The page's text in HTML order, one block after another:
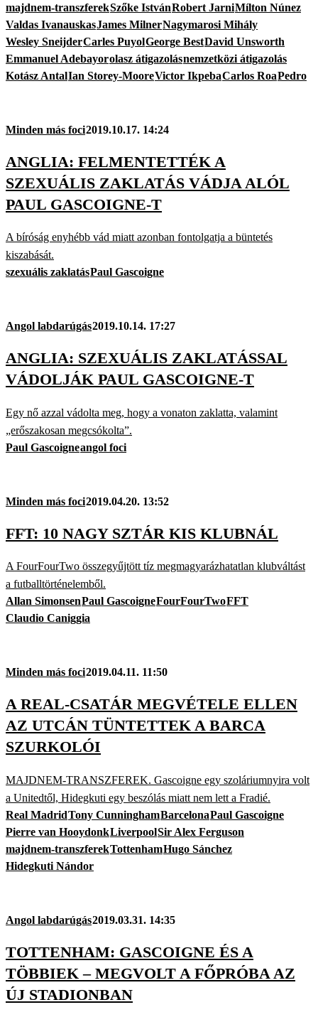
majdnem-transzferekSzőke IstvánRobert JarniMílton Núnez
Valdas IvanauskasJames MilnerNagymarosi Mihály
Wesley SneijderCarles PuyolGeorge BestDavid Unsworth
Emmanuel Adebayorolasz átigazolásnemzetközi átigazolás
Kotász AntalIan Storey-MooreVictor IkpebaCarlos RoaPedro
Minden más foci2019.10.17. 14:24
ANGLIA: FELMENTETTÉK A
SZEXUÁLIS ZAKLATÁS VÁDJA ALÓL
PAUL GASCOIGNE-T
A bíróság enyhébb vád miatt azonban fontolgatja a büntetés
kiszabását.
szexuális zaklatásPaul Gascoigne
Angol labdarúgás2019.10.14. 17:27
ANGLIA: SZEXUÁLIS ZAKLATÁSSAL
VÁDOLJÁK PAUL GASCOIGNE-T
Egy nő azzal vádolta meg, hogy a vonaton zaklatta, valamint
„erőszakosan megcsókolta”.
Paul Gascoigneangol foci
Minden más foci2019.04.20. 13:52
FFT: 10 NAGY SZTÁR KIS KLUBNÁL
A FourFourTwo összegyűjtött tíz megmagyarázhatatlan klubváltást
a futballtörténelemből.
Allan SimonsenPaul GascoigneFourFourTwoFFT
Claudio Caniggia
Minden más foci2019.04.11. 11:50
A REAL-CSATÁR MEGVÉTELE ELLEN
AZ UTCÁN TÜNTETTEK A BARCA
SZURKOLÓI
MAJDNEM-TRANSZFEREK. Gascoigne egy szoláriumnyira volt
a Unitedtől, Hidegkuti egy beszólás miatt nem lett a Fradié.
Real MadridTony CunninghamBarcelonaPaul Gascoigne
Pierre van HooydonkLiverpoolSir Alex Ferguson
majdnem-transzferekTottenhamHugo Sánchez
Hidegkuti Nándor
Angol labdarúgás2019.03.31. 14:35
TOTTENHAM: GASCOIGNE ÉS A
TÖBBIEK – MEGVOLT A FŐPRÓBA AZ
ÚJ STADIONBAN